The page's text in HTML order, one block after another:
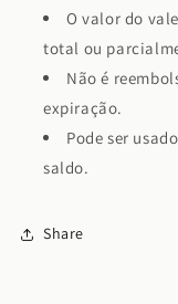
O valor do
total ou
Não é
expiração.
Pode ser
saldo.
Share